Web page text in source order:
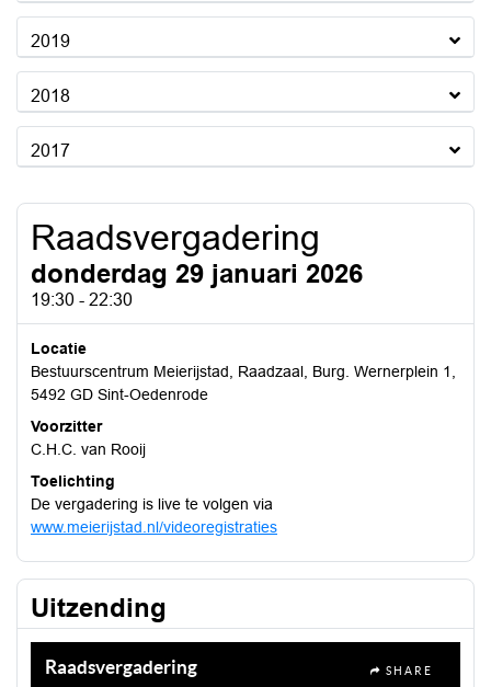
2019
2018
2017
Raadsvergadering
donderdag 29 januari 2026
19:30 - 22:30
Locatie
Bestuurscentrum Meierijstad, Raadzaal, Burg. Wernerplein 1,
5492 GD Sint-Oedenrode
Voorzitter
C.H.C. van Rooij
Toelichting
De vergadering is live te volgen via
www.meierijstad.nl/videoregistraties
Uitzending